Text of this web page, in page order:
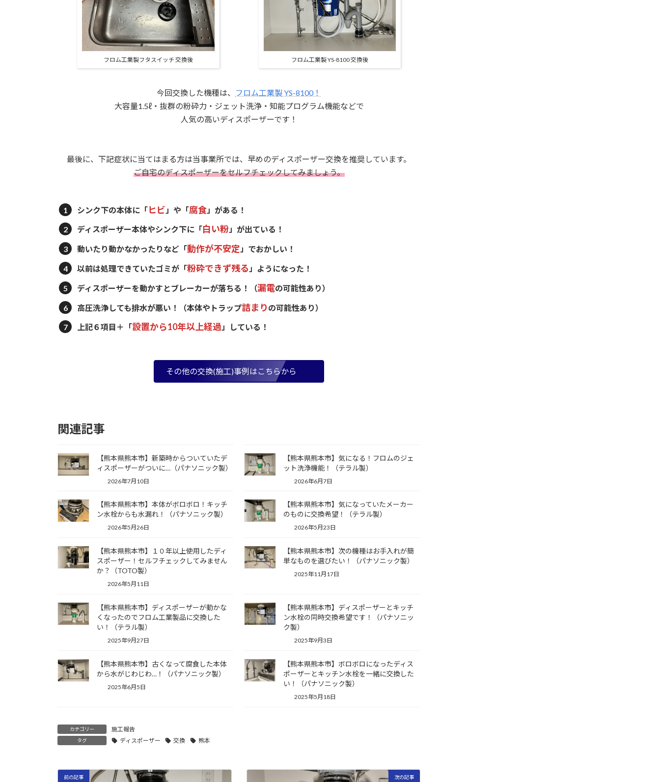
フロム工業製フタスイッチ 交換後 フロム工業製 YS-8100 交換後
今回交換した機種は、 フロム工業製 YS-8100！
大容量1.5ℓ・抜群の粉砕力・ジェット洗浄・ 知能プログラム機能などで
人気の高いディスポーザーです！
最後に、下記症状に当てはまる方は当事業所では、 早めのディスポーザー交換を推奨しています。
ご自宅のディスポーザーをセルフチェックしてみましょう。
シンク下の本体に 「ヒビ 」や「腐食 」がある！
ディスポーザー本体やシンク下に 「白い粉 」が出ている！
動いたり動かなかったりなど 「動作が不安定 」でおかしい！
以前は処理できていたゴミが 「粉砕できず残る 」ようになった！
ディスポーザーを動かすとブレーカーが落ちる！（漏電の可能性あり）
高圧洗浄しても排水が悪い！ （本体やトラップ詰まり の可能性あり）
上記６項目＋「設置から10年以上経過 」している！
その他の交換(施工)事例はこちらから
関連記事
【熊本県熊本市】新築時からついていたデ
ィスポーザーがついに…（パナソニック製）
2026年7月10日
【熊本県熊本市】気になる！フロムのジェ
ット洗浄機能！（テラル製）
2026年6月7日
【熊本県熊本市】本体がボロボロ！キッチ
ン水栓からも水漏れ！（パナソニック製）
2026年5月26日
【熊本県熊本市】気になっていたメーカー
のものに交換希望！（テラル製）
2026年5月23日
【熊本県熊本市】１０年以上使用したディ
スポーザー！セルフチェックしてみません
か？（TOTO製）
2026年5月11日
【熊本県熊本市】次の機種はお手入れが簡
単なものを選びたい！（パナソニック製）
2025年11月17日
【熊本県熊本市】ディスポーザーが動かな
くなったのでフロム工業製品に交換した
い！（テラル製）
2025年9月27日
【熊本県熊本市】ディスポーザーとキッチ
ン水栓の同時交換希望です！（パナソニッ
ク製）
2025年9月3日
【熊本県熊本市】古くなって腐食した本体
から水がじわじわ…！（パナソニック製）
2025年6月5日
【熊本県熊本市】ボロボロになったディス
ポーザーとキッチン水栓を一緒に交換した
い！（パナソニック製）
2025年5月18日
カテゴリー 施工報告
タグ ディスポーザー 交換 熊本
前の記事 次の記事